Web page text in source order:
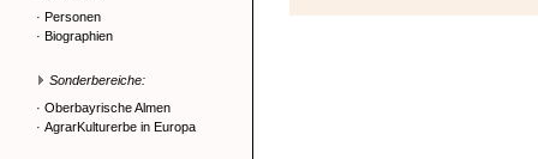
· Personen
· Biographien
Sonderbereiche:
· Oberbayrische Almen
· AgrarKulturerbe in Europa